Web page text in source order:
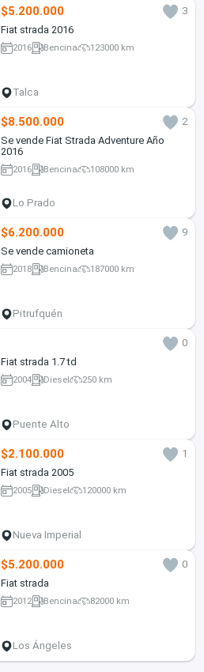
$5.200.000
3
Fiat strada 2016
2016 Bencina 123000 km
Talca
$8.500.000
2
Se vende Fiat Strada Adventure Año
2016
2016 Bencina 108000 km
Lo Prado
$6.200.000
9
Se vende camioneta
2018 Bencina 187000 km
Pitrufquén
0
Fiat strada 1.7 td
2004 Diesel 250 km
Puente Alto
$2.100.000
1
Fiat strada 2005
2005 Diesel 120000 km
Nueva Imperial
$5.200.000
0
Fiat strada
2012 Bencina 82000 km
Los Ángeles